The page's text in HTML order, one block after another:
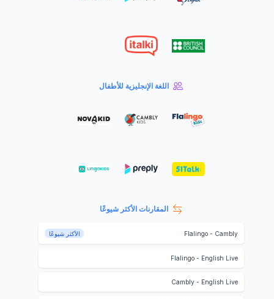
اللغة الإنجليزية للأطفال
المقارنات الأكثر شيوعًا
Flalingo- Cambly الأكثر شيوعًا
Flalingo- English Live
Cambly- English Live